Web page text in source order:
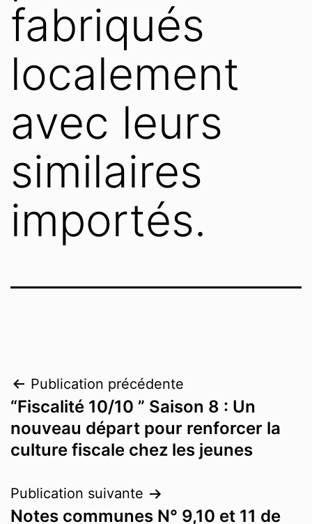
fabriqués
localement
avec leurs
similaires
importés.
Publication précédente
“Fiscalité 10/10 ” Saison 8 : Un
nouveau départ pour renforcer la
culture fiscale chez les jeunes
Publication suivante
Notes communes N° 9,10 et 11 de